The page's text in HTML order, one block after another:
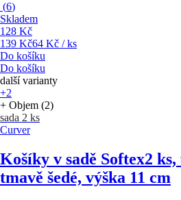
(6)
Skladem
128 Kč
139 Kč64 Kč / ks
Do košíku
Do košíku
další varianty
+2
+ Objem (2)
sada 2 ks
Curver
Košíky v sadě Softex2
tmavě šedé, výška 11 cm